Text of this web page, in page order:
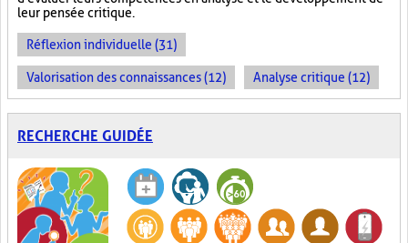
leur pensée critique.
Réflexion individuelle (31)
Valorisation des connaissances (12) Analyse critique (12)
RECHERCHE GUIDÉE